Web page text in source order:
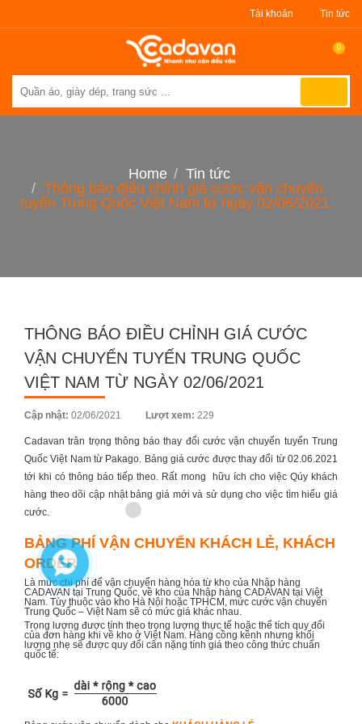
Tài khoản Tin tức
0
Home
Tin tức
Thông báo điều chỉnh giá cước vận chuyển
tuyến Trung Quốc Việt Nam từ ngày 02/06/2021
THÔNG BÁO ĐIỀU CHỈNH GIÁ CƯỚC
VẬN CHUYỂN TUYẾN TRUNG QUỐC
VIỆT NAM TỪ NGÀY 02/06/2021
Cập nhật: Posted
02/06/2021 Lượt xem: 229
Cadavan trân trọng thông báo thay đổi cước vận chuyến tuyến Trung
Quốc Việt Nam từ Pakago. Bảng giá cước được thay đổi từ 02.06.2021
tới khi có thông báo tiếp theo. Rất mong hữu ích cho việc Qúy khách
hàng theo dõi cập nhật bảng giá mới và sử dụng cho việc tìm hiểu giá
cước.
BẢNG PHÍ VẬN CHUYỂN KHÁCH LẺ, KHÁCH
ORDER
Là mức chi phí để vận chuyển hàng hóa từ kho của Nhập hàng
CADAVAN tại Trung Quốc, về kho của Nhập hàng CADAVAN tại Việt
Nam. Tùy thuộc vào kho Hà Nội hoặc TPHCM, mức cước vận chuyển
Trung Quốc – Việt Nam sẽ có mức giá khác nhau.
Trọng lượng được tính theo trọng lượng thực tế hoặc thể tích quy đổi
của đơn hàng khi về kho ở Việt Nam. Hàng cồng kềnh nhưng khối
lượng nhẹ sẽ được quy đổi cân nặng tính giá theo công thức chuẩn
quốc tế: